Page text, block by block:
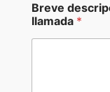
Breve
llamada *